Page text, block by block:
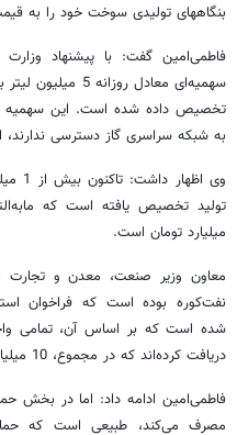
بنگاههای تولیدی سوخت خود را به قیمت 150 تومان دریافت
فاطمی‌امین گفت: با پیشنهاد
تخصیص داده شده است. این سهمیه
به شبکه سراسری گاز دسترسی
میلیارد تومان است.
معاون وزیر صنعت، معدن و تجارت
نفت‌کوره بوده است که فراخوان
دریافت کرده‌اند که در مجموع، 10 میلیارد تومان تسهیلات پرداخت شده است.
فاطمی‌امین ادامه داد: اما در بخش
مصرف می‌کند، طبیعی است که